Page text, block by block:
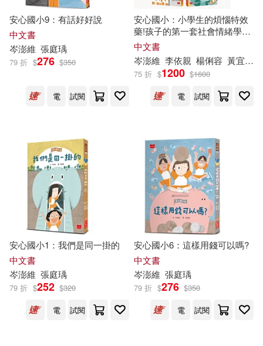
林秀穗(1)
林鴻堯(1) 洪國隆(1)
王蕙瑄(1)
蔡淑仁(1)
蔡淑仁、李知融、岑澎維、沈習
武、高嶺、劉詩萍(1)
蔡淑瑛(1) 詹凱婷(1)
詹雯婷(1) 辛棄疾(1)
安心國小9：有話好好說
中文書
岑澎維 張庭瑀
79 折 $276 $350
電 試閱
安心國小：小學生的煩惱特效
藥!孩子的第一套社會情緒學習
套書 (共5冊)
中文書
岑澎維 李依親 楊俐容 黃宜珊
75 折 $1200 $1600
電
試閱
安心國小1：我們是同一掛的
中文書
岑澎維 張庭瑀
79 折 $252 $320
電
試閱
安心國小6：這樣用錢可以嗎?
中文書
岑澎維 張庭瑀
79 折 $276 $350
電
試閱